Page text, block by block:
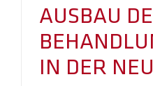
AUSBAU
IN DER